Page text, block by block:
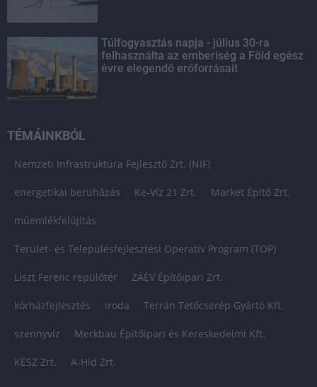
Túlfogyasztás napja - július 30-ra
felhasználta az emberiség a Föld egész
évre elegendő erőforrásait
TÉMÁINKBÓL
Nemzeti Infrastruktúra Fejlesztő Zrt. (NIF)
energetikai beruházás Ke-Víz 21 Zrt. Market Építő Zrt.
műemlékfelújítás
Terület- és Településfejlesztési Operatív Program (TOP)
Liszt Ferenc repülőtér ZÁÉV Építőipari Zrt.
kórházfejlesztés iroda Terrán Tetőcserép Gyártó Kft.
szennyvíz Merkbau Építőipari és Kereskedelmi Kft.
KÉSZ Zrt. A-Híd Zrt.